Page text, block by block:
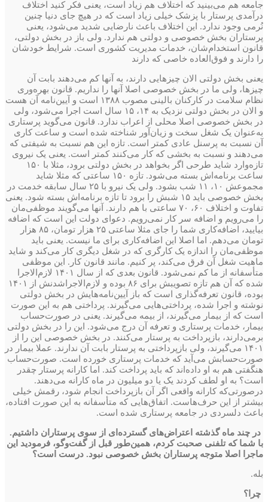
جامعه هم می‌بینید که اختلاف هم زیاد است، یعنی فکر کنید اختلاف
درآمدی پرستار با پزشک خیلی زیاد است که در هیچ جای دنیا چنین
نُرمی وجود ندارد. این اختلاف باعث نارضایی شدید می‌شود، یعنی
پرستاران بخش خصوصی و دولتی هم ندارد. ولی باز در بخش دولتی،
قانون استخدام‌شان، خدمات مدیریت کشوری است. شرایط خودشان
را دارند و فوق‌العاده خاصی که دارند
یعنی بخش دولتی الان چیزهایی دارند، به آنها کم می‌دهند بابت آن
چیزها، ولی ما در بخش خصوصی اصلا آنها را نداریم.‌ قانون بهره‌وری
نظام سلامت در کارکنان بالینی‌ مصوب ۱۳۸۸ است و آیین‌نامه آن هست
و الان در بخش دولتی نزدیک به ۱۴، ۱۵ سال است‌ اجرا می‌شود، ولی
در بخش خصوصی اصلا محلی از اعراب ندارد. ‌قانون می‌گوید پرستاری
به‌عنوان یک شغل سخت و زیان‌آور‌ شناخته شده است و ساعت کاری
آن نسبت به پرسنل عادی کمتر است. تازه این هم نسبت به شیفتی که
می‌دهند و نسبت به بخشی که کار می‌کنند کمتر است. یعنی یک نیروی
تازه‌وارد شاید طرحی اگر بخواهد در بخش دولتی برود، مثلا با ۱۵۰
ساعت برنامه‌اش بسته می‌شود. تازه ۱۵۰ ساعتی که مثلا شاید
مجموعش ۱۰، ۱۱ شب بشود.‌‌ ولی یک نیرو با ۲۵ سال سابقه خدمت در
بخش خصوصی باید ۱۵ شبش را برود تا تازه برنامه‌اش بسته شود. یعنی
تفاوت و اختلاف ۶۰، ۷۰ ساعتی با هم دارند. آنها می‌گویند موظفی‌مان
را می‌رویم و اضافه سر کار نمی‌رویم. دعوای دولت این است که اضافه
بیایید، اضافه‌کاری شما را جای مثلا ساعتی ۲۵ هزار تومان، ۸۵ هزار
تومان می‌دهم. اما اصلا این اضافه‌کاری برای ما نیست. یعنی باید
موظفی‌مان را اندازه یک کارگری که در شغل دیگری کار می‌کند و شاید
ماهیت شغل آن فرق می‌کند، پر کنیم. مانند قانون کار. این موظفی
متأسفانه از ما کم نمی‌شود. قانون بعدی که ‌از سال ۱۴۰۱ لازم‌الاجرا
شده که آن هم تازه تصویبش برای ۸۶ بوده و لازم‌الاجرا‌شدنش از ۱۴۰۱
بوده‌، قانون تعرفه‌گذاری است که باز آیین‌نامه‌هایش در بخش دولتی
نوشته و اجرا شده، پرداختی‌هایی می‌گیرند. پرداختی هم به این صورت
است که از بیمار می‌گیرند، از بیمه می‌گیرند. یعنی در صورت‌حساب
بیمار، خدمات پرستاری و تعرفه آن درج می‌شود. این را در بخش دولتی
برمی‌دارند، بازپرداخت به پرستار می‌کنند. در بخش خصوصی این را از
۱۴۰۱ می‌گیرند، ولی بازپرداختی به پرستار بابت آن ندارند. عملا بیمار در
صورت‌حسابش می‌آید که خدمات پرستاری خورده است. صورت‌حساب
هنگفتی هم به او داده‌اند که باید پرداخت کند. اما کارانه پرستار چقدر
است؟ به او لطف کردند یک یا دو میلیون در ماه کارانه می‌دهند.
در‌صورتی‌که کارانه واقعی اگر آن بازپرداخت انجام شود، رقمش خیلی
بیشتر از این حرف‌هاست. اتفاق‌هایی که متأسفانه به این صورت افتاده‌،
باعث دلسردی در جامعه پرستاری شده ‌است.
در چند ماه گذشته اعتراض‌های ‌گسترده‌ای از سوی پرستاران داشتیم.
با شما که تلفنی ‌صحبت کردم، همین‌طور قبل از گفت‌وگو، فرمودید این
ماجرا اصلا متوجه پرستاران بخش خصوصی نبود. درست است؟
بله.
چرا؟